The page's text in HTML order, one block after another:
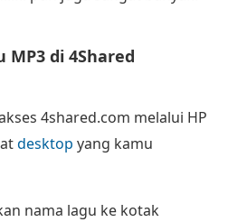
MP3 di 4Shared
4shared.com melalui HP
desktop yang kamu
nama lagu ke kotak